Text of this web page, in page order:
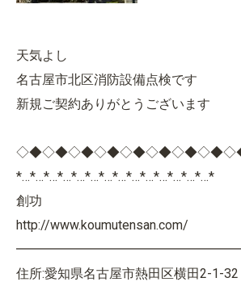
天気よし
名古屋市北区消防設備点検です
新規ご契約ありがとうございます
*…*…*…*…*…*…*…*…*…*…*…*…*…*…*
創功
http://www.koumutensan.com/
住所:愛知県名古屋市熱田区横田2-1-32